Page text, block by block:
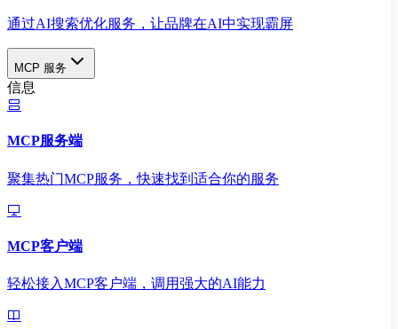
通过AI搜索优化服务，让品牌在AI中实现霸屏
MCP 服务
信息
MCP服务端
聚集热门MCP服务，快速找到适合你的服务
MCP客户端
轻松接入MCP客户端，调用强大的AI能力